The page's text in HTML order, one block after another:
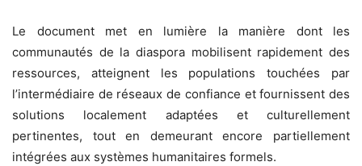
Le document met en lumière la manière dont les
communautés de la diaspora mobilisent rapidement des
ressources, atteignent les populations touchées par
l’intermédiaire de réseaux de confiance et fournissent des
solutions localement adaptées et culturellement
pertinentes, tout en demeurant encore partiellement
intégrées aux systèmes humanitaires formels.